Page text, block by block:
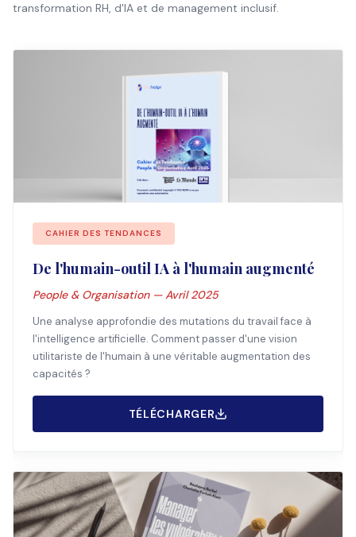
transformation RH, d'IA et de management inclusif.
CAHIER DES TENDANCES
De l'humain-outil IA à l'humain augmenté
People & Organisation — Avril 2025
Une analyse approfondie des mutations du travail face à
l'intelligence artificielle. Comment passer d'une vision
utilitariste de l'humain à une véritable augmentation des
capacités ?
TÉLÉCHARGER